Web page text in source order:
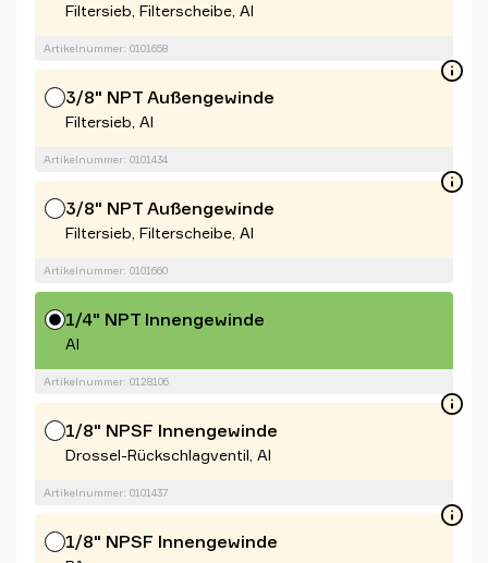
Filtersieb, Filterscheibe, Al
Artikelnummer: 0101658
3/8" NPT Außengewinde
Filtersieb, Al
Artikelnummer: 0101434
3/8" NPT Außengewinde
Filtersieb, Filterscheibe, Al
Artikelnummer: 0101660
1/4" NPT Innengewinde
Al
Artikelnummer: 0128106
1/8" NPSF Innengewinde
Drossel-Rückschlagventil, Al
Artikelnummer: 0101437
1/8" NPSF Innengewinde